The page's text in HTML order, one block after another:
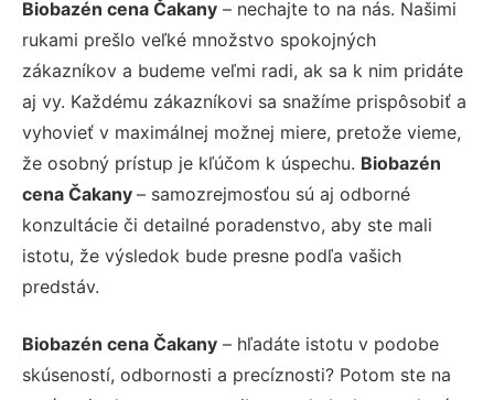
Biobazén cena Čakany – nechajte to na nás. Našimi
rukami prešlo veľké množstvo spokojných
zákazníkov a budeme veľmi radi, ak sa k nim pridáte
aj vy. Každému zákazníkovi sa snažíme prispôsobiť a
vyhovieť v maximálnej možnej miere, pretože vieme,
že osobný prístup je kľúčom k úspechu. Biobazén
cena Čakany – samozrejmosťou sú aj odborné
konzultácie či detailné poradenstvo, aby ste mali
istotu, že výsledok bude presne podľa vašich
predstáv.
Biobazén cena Čakany – hľadáte istotu v podobe
skúseností, odbornosti a precíznosti? Potom ste na